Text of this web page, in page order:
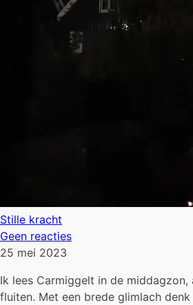
Stille kracht
Geen reacties
25 mei 2023
Ik lees Carmiggelt in de middagzon,
fluiten. Met een brede glimlach